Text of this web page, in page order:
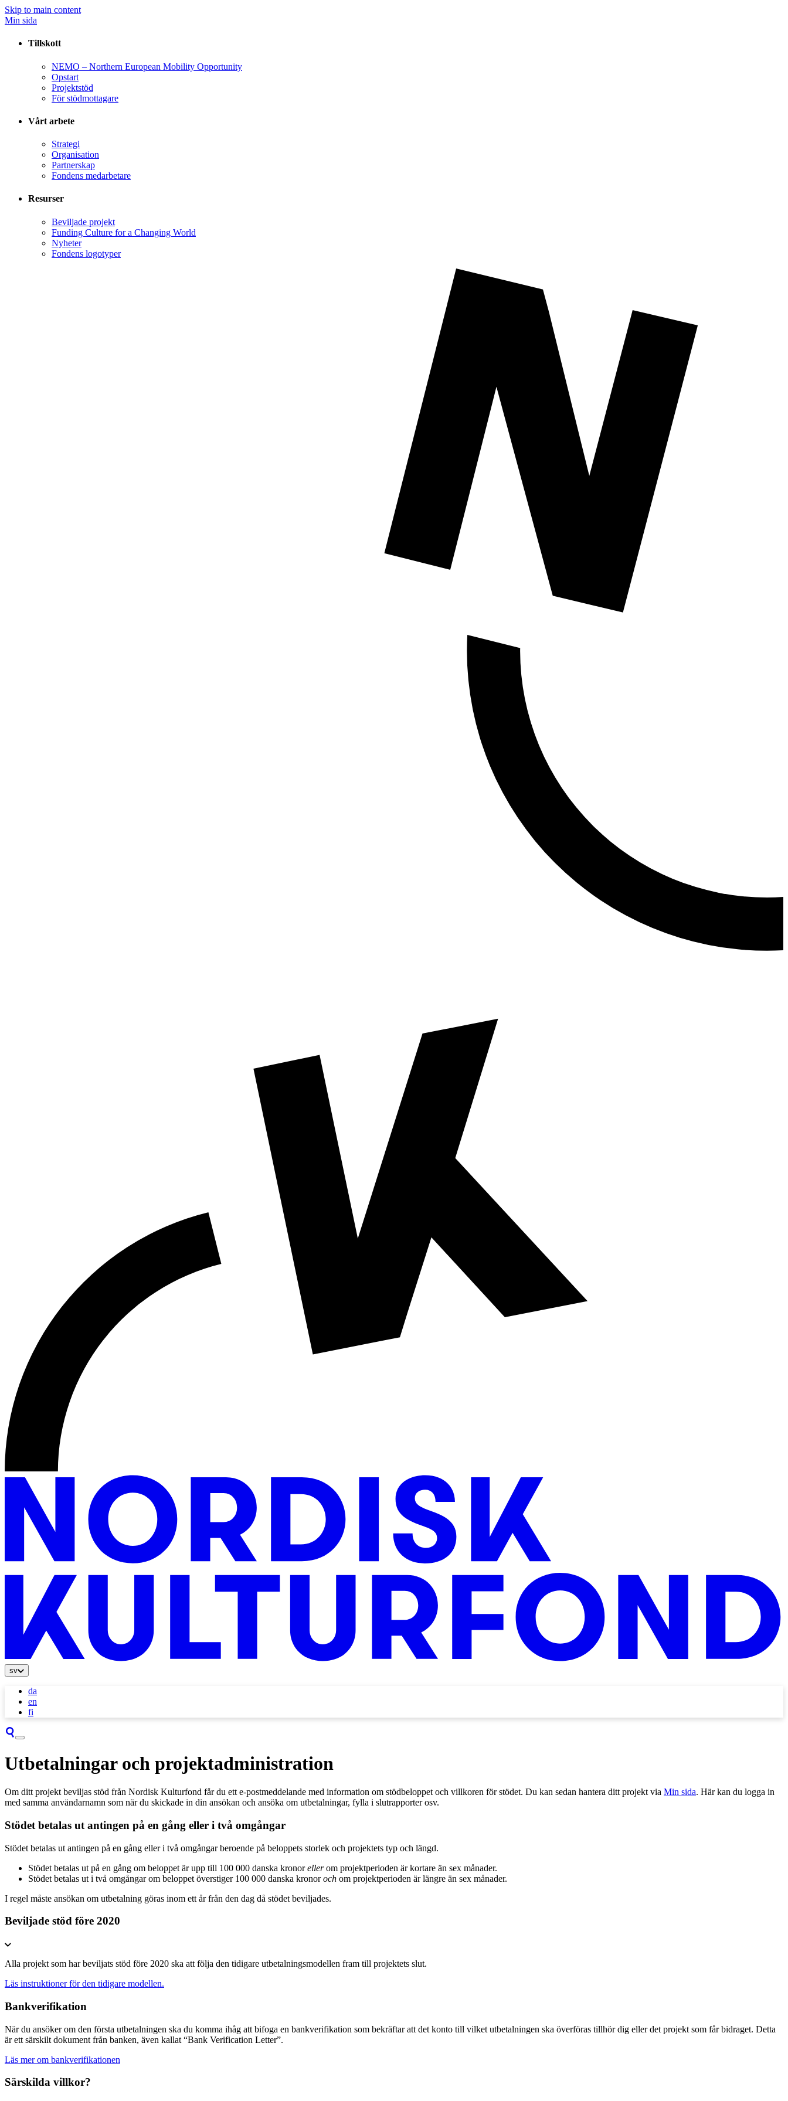
Skip to main content
Min sida
Tillskott
NEMO – Northern European Mobility Opportunity
Opstart
Projektstöd
För stödmottagare
Vårt arbete
Strategi
Organisation
Partnerskap
Fondens medarbetare
Resurser
Beviljade projekt
Funding Culture for a Changing World
Nyheter
Fondens logotyper
sv
da
en
fi
Utbetalningar och projektadministration
Om ditt projekt beviljas stöd från Nordisk Kulturfond får du ett e-postmeddelande med information om stödbeloppet och villkoren för stödet. Du kan sedan hantera ditt projekt via Min sida. Här kan du logga in
med samma användarnamn som när du skickade in din ansökan och ansöka om utbetalningar, fylla i slutrapporter osv.
Stödet betalas ut antingen på en gång eller i två omgångar
Stödet betalas ut antingen på en gång eller i två omgångar beroende på beloppets storlek och projektets typ och längd.
Stödet betalas ut på en gång om beloppet är upp till 100 000 danska kronorellerom projektperioden är kortare än sex månader.
Stödet betalas ut i två omgångar om beloppet överstiger 100 000 danska kronoroch om projektperioden är längre än sex månader.
I regel måste ansökan om utbetalning göras inom ett år från den dag då stödet beviljades.
Beviljade stöd före 2020
Alla projekt som har beviljats stöd före 2020 ska att följa den tidigare utbetalningsmodellen fram till projektets slut.
Läs instruktioner för den tidigare modellen.
Bankverifikation
När du ansöker om den första utbetalningen ska du komma ihåg att bifoga en bankverifikation som bekräftar att det konto till vilket utbetalningen ska överföras tillhör dig eller det projekt som får bidraget. Detta
är ett särskilt dokument från banken, även kallat “Bank Verification Letter”.
Läs mer om bankverifikationen
Särskilda villkor?